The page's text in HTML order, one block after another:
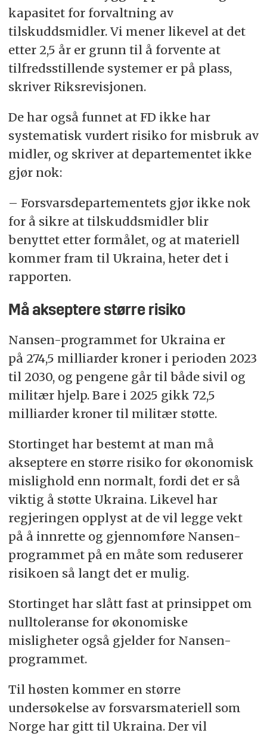
Ukraina.
At FD sikrer at risikoen for økonomiske
misligheter og korrupsjon i Nansen-
programmet blir håndtert og fulgt opp på en
hensiktsmessig måte
kapasitet for forvaltning av
tilskuddsmidler. Vi mener likevel at det
etter 2,5 år er grunn til å forvente at
tilfredsstillende systemer er på plass,
skriver Riksrevisjonen.
De har også funnet at FD ikke har
systematisk vurdert risiko for misbruk av
midler, og skriver at departementet ikke
gjør nok:
– Forsvarsdepartementets gjør ikke nok
for å sikre at tilskuddsmidler blir
benyttet etter formålet, og at materiell
kommer fram til Ukraina, heter det i
rapporten.
Må akseptere større risiko
Nansen-programmet for Ukraina er
på 274,5 milliarder kroner i perioden 2023
til 2030, og pengene går til både sivil og
militær hjelp. Bare i 2025 gikk 72,5
milliarder kroner til militær støtte.
Stortinget har bestemt at man må
akseptere en større risiko for økonomisk
mislighold enn normalt, fordi det er så
viktig å støtte Ukraina. Likevel har
regjeringen opplyst at de vil legge vekt
på å innrette og gjennomføre Nansen-
programmet på en måte som reduserer
risikoen så langt det er mulig.
Stortinget har slått fast at prinsippet om
nulltoleranse for økonomiske
misligheter også gjelder for Nansen-
programmet.
Til høsten kommer en større
undersøkelse av forsvarsmateriell som
Norge har gitt til Ukraina. Der vil